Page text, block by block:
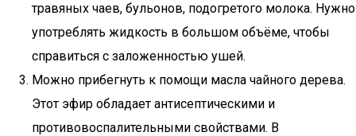
травяных чаев, бульонов, подогретого молока. Нужно
употреблять жидкость в большом объёме, чтобы
справиться с заложенностью ушей.
Можно прибегнуть к помощи масла чайного дерева.
Этот эфир обладает антисептическими и
противовоспалительными свойствами. В